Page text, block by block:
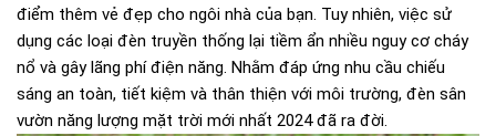
điểm thêm vẻ đẹp cho ngôi nhà của bạn. Tuy nhiên, việc sử
dụng các loại đèn truyền thống lại tiềm ẩn nhiều nguy cơ cháy
nổ và gây lãng phí điện năng. Nhằm đáp ứng nhu cầu chiếu
sáng an toàn, tiết kiệm và thân thiện với môi trường, đèn sân
vườn năng lượng mặt trời mới nhất 2024 đã ra đời.